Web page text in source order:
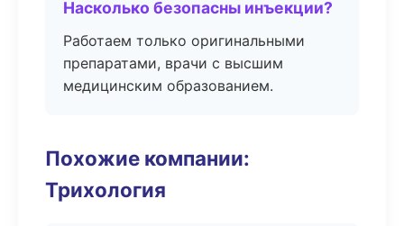
Насколько безопасны инъекции?
Работаем только оригинальными
препаратами, врачи с высшим
медицинским образованием.
Похожие компании:
Трихология